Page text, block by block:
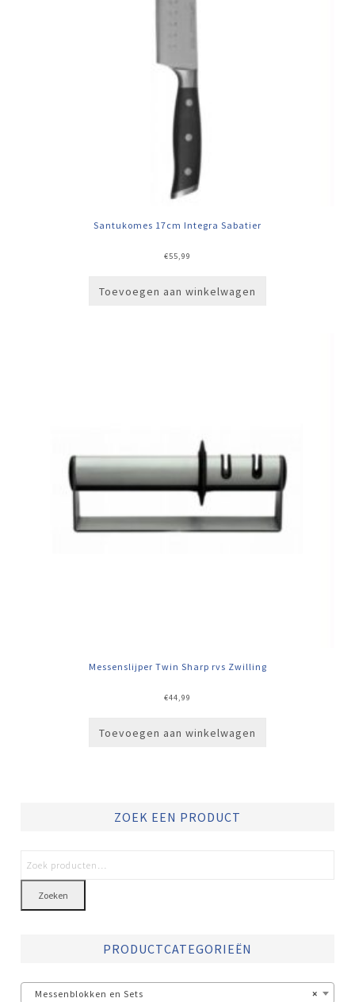
Santukomes 17cm Integra Sabatier
€55,99
Toevoegen aan winkelwagen
Messenslijper Twin Sharp rvs Zwilling
€44,99
Toevoegen aan winkelwagen
ZOEK EEN PRODUCT
Zoeken
PRODUCTCATEGORIEËN
×
Messenblokken en Sets